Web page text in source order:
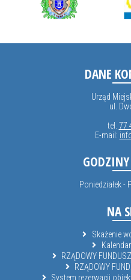
DANE
Urząd
ul.
tel. 77
E-mail:
Poniedziałek -
NA
Skażenie
RZĄDOWY
RZĄDOWY
System rezerwacji